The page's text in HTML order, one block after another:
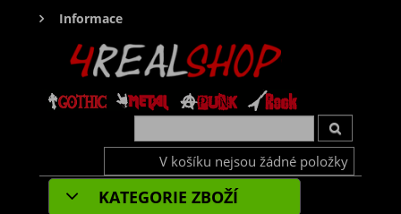
Informace
V košíku nejsou žádné položky
KATEGORIE ZBOŽÍ